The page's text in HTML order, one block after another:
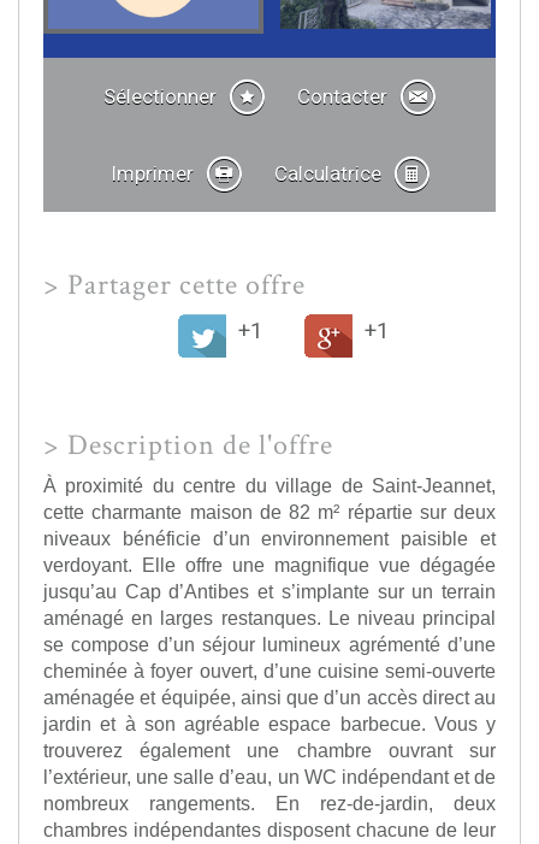
Sélectionner Contacter
Imprimer Calculatrice
> Partager cette offre
+1 +1
> Description de l'offre
À proximité du centre du village de Saint-Jeannet,
cette charmante maison de 82 m² répartie sur deux
niveaux bénéficie d’un environnement paisible et
verdoyant. Elle offre une magnifique vue dégagée
jusqu’au Cap d’Antibes et s’implante sur un terrain
aménagé en larges restanques. Le niveau principal
se compose d’un séjour lumineux agrémenté d’une
cheminée à foyer ouvert, d’une cuisine semi-ouverte
aménagée et équipée, ainsi que d’un accès direct au
jardin et à son agréable espace barbecue. Vous y
trouverez également une chambre ouvrant sur
l’extérieur, une salle d’eau, un WC indépendant et de
nombreux rangements. En rez-de-jardin, deux
chambres indépendantes disposent chacune de leur